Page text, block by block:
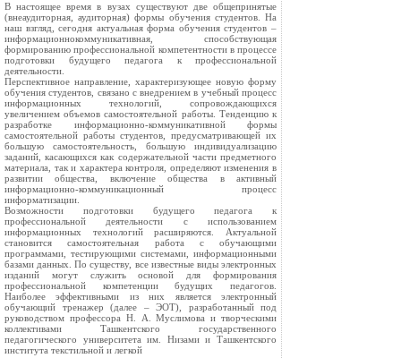
В настоящее время в вузах существуют две общепринятые
(внеаудиторная, аудиторная) формы обучения студентов. На
наш взгляд, сегодня актуальная форма обучения студентов –
информационнокоммуникативная, способствующая
формированию профессиональной компетентности в процессе
подготовки будущего педагога к профессиональной
деятельности.
Перспективное направление, характеризующее новую форму
обучения студентов, связано с внедрением в учебный процесс
информационных технологий, сопровождающихся
увеличением объемов самостоятельной работы. Тенденцию к
разработке информационно-коммуникативной формы
самостоятельной работы студентов, предусматривающей их
большую самостоятельность, большую индивидуализацию
заданий, касающихся как содержательной части предметного
материала, так и характера контроля, определяют изменения в
развитии общества, включение общества в активный
информационно-коммуникационный процесс
информатизации.
Возможности подготовки будущего педагога к
профессиональной деятельности с использованием
информационных технологий расширяются. Актуальной
становится самостоятельная работа с обучающими
программами, тестирующими системами, информационными
базами данных. По существу, все известные виды электронных
изданий могут служить основой для формирования
профессиональной компетенции будущих педагогов.
Наиболее эффективными из них является электронный
обучающий тренажер (далее – ЭОТ), разработанный под
руководством профессора Н. А. Муслимова и творческими
коллективами Ташкентского государственного
педагогического университета им. Низами и Ташкентского
института текстильной и легкой